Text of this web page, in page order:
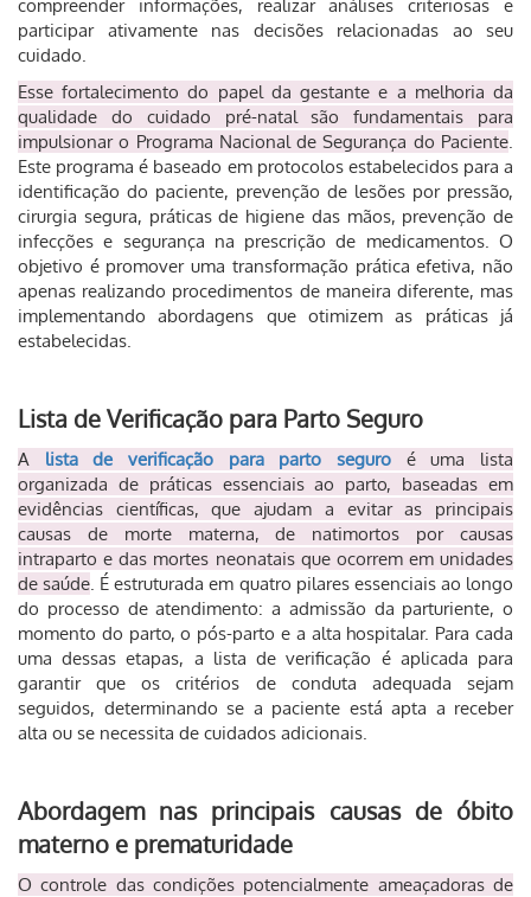
compreender informações, realizar análises criteriosas e
participar ativamente nas decisões relacionadas ao seu
cuidado.
Esse fortalecimento do papel da gestante e a melhoria da
qualidade do cuidado pré-natal são fundamentais para
impulsionar o Programa Nacional de Segurança do Paciente.
Este programa é baseado em protocolos estabelecidos para a
identificação do paciente, prevenção de lesões por pressão,
cirurgia segura, práticas de higiene das mãos, prevenção de
infecções e segurança na prescrição de medicamentos. O
objetivo é promover uma transformação prática efetiva, não
apenas realizando procedimentos de maneira diferente, mas
implementando abordagens que otimizem as práticas já
estabelecidas.
Lista de Verificação para Parto Seguro
A lista de verificação para parto seguro
é uma lista
organizada de práticas essenciais ao parto, baseadas em
evidências científicas, que ajudam a evitar as principais
causas de morte materna, de natimortos por causas
intraparto e das mortes neonatais que ocorrem em unidades
de saúde. É estruturada em quatro pilares essenciais ao longo
do processo de atendimento: a admissão da parturiente, o
momento do parto, o pós-parto e a alta hospitalar. Para cada
uma dessas etapas, a lista de verificação é aplicada para
garantir que os critérios de conduta adequada sejam
seguidos, determinando se a paciente está apta a receber
alta ou se necessita de cuidados adicionais.
Abordagem nas principais causas de óbito
materno e prematuridade
O controle das condições potencialmente ameaçadoras de